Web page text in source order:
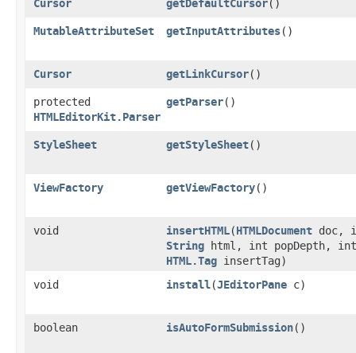
Cursor getDefaultCursor()
MutableAttributeSet getInputAttributes()
Cursor getLinkCursor()
protected
HTMLEditorKit.Parser
getParser()
StyleSheet getStyleSheet()
ViewFactory getViewFactory()
void insertHTML​(HTMLDocument doc,
String html, int popDepth, int
HTML.Tag insertTag)
void
install​(JEditorPane c)
boolean isAutoFormSubmission()